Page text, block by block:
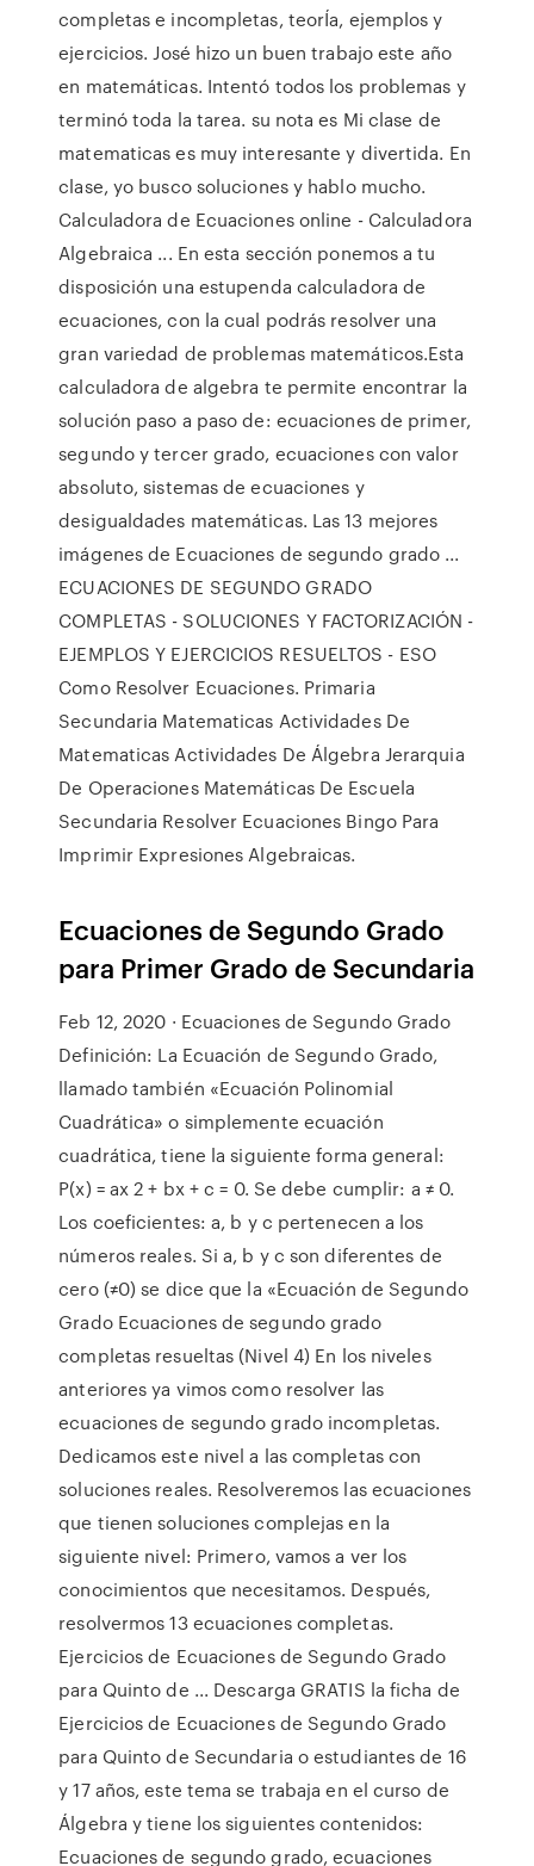
completas e incompletas, teorÍa, ejemplos y
ejercicios. José hizo un buen trabajo este año
en matemáticas. Intentó todos los problemas y
terminó toda la tarea. su nota es Mi clase de
matematicas es muy interesante y divertida. En
clase, yo busco soluciones y hablo mucho.
Calculadora de Ecuaciones online - Calculadora
Algebraica ... En esta sección ponemos a tu
disposición una estupenda calculadora de
ecuaciones, con la cual podrás resolver una
gran variedad de problemas matemáticos.Esta
calculadora de algebra te permite encontrar la
solución paso a paso de: ecuaciones de primer,
segundo y tercer grado, ecuaciones con valor
absoluto, sistemas de ecuaciones y
desigualdades matemáticas. Las 13 mejores
imágenes de Ecuaciones de segundo grado ...
ECUACIONES DE SEGUNDO GRADO
COMPLETAS - SOLUCIONES Y FACTORIZACIÓN -
EJEMPLOS Y EJERCICIOS RESUELTOS - ESO
Como Resolver Ecuaciones. Primaria
Secundaria Matematicas Actividades De
Matematicas Actividades De Álgebra Jerarquia
De Operaciones Matemáticas De Escuela
Secundaria Resolver Ecuaciones Bingo Para
Imprimir Expresiones Algebraicas.
Ecuaciones de Segundo Grado
para Primer Grado de Secundaria
Feb 12, 2020 · Ecuaciones de Segundo Grado
Definición: La Ecuación de Segundo Grado,
llamado también «Ecuación Polinomial
Cuadrática» o simplemente ecuación
cuadrática, tiene la siguiente forma general:
P(x) = ax 2 + bx + c = 0. Se debe cumplir: a ≠ 0.
Los coeficientes: a, b y c pertenecen a los
números reales. Si a, b y c son diferentes de
cero (≠0) se dice que la «Ecuación de Segundo
Grado Ecuaciones de segundo grado
completas resueltas (Nivel 4) En los niveles
anteriores ya vimos como resolver las
ecuaciones de segundo grado incompletas.
Dedicamos este nivel a las completas con
soluciones reales. Resolveremos las ecuaciones
que tienen soluciones complejas en la
siguiente nivel: Primero, vamos a ver los
conocimientos que necesitamos. Después,
resolvermos 13 ecuaciones completas.
Ejercicios de Ecuaciones de Segundo Grado
para Quinto de ... Descarga GRATIS la ficha de
Ejercicios de Ecuaciones de Segundo Grado
para Quinto de Secundaria o estudiantes de 16
y 17 años, este tema se trabaja en el curso de
Álgebra y tiene los siguientes contenidos:
Ecuaciones de segundo grado, ecuaciones